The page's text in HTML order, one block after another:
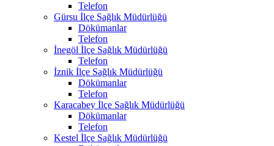
Telefon
Gürsu İlçe Sağlık Müdürlüğü
Dökümanlar
Telefon
İnegöl İlçe Sağlık Müdürlüğü
Telefon
İznik İlçe Sağlık Müdürlüğü
Dökümanlar
Telefon
Karacabey İlçe Sağlık Müdürlüğü
Dökümanlar
Telefon
Kestel İlçe Sağlık Müdürlüğü